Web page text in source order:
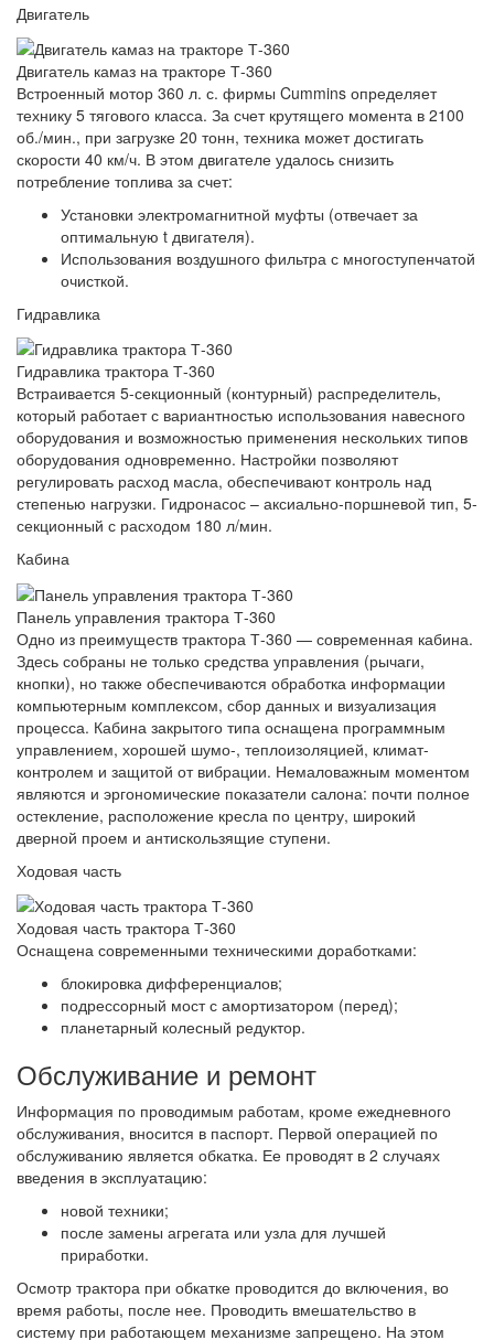
Двигатель
Двигатель камаз на тракторе Т-360
Встроенный мотор 360 л. с. фирмы Cummins определяет
технику 5 тягового класса. За счет крутящего момента в 2100
об./мин., при загрузке 20 тонн, техника может достигать
скорости 40 км/ч. В этом двигателе удалось снизить
потребление топлива за счет:
Установки электромагнитной муфты (отвечает за
оптимальную t двигателя).
Использования воздушного фильтра с многоступенчатой
очисткой.
Гидравлика
Гидравлика трактора Т-360
Встраивается 5-секционный (контурный) распределитель,
который работает с вариантностью использования навесного
оборудования и возможностью применения нескольких типов
оборудования одновременно. Настройки позволяют
регулировать расход масла, обеспечивают контроль над
степенью нагрузки. Гидронасос – аксиально-поршневой тип, 5-
секционный с расходом 180 л/мин.
Кабина
Панель управления трактора Т-360
Одно из преимуществ трактора Т-360 — современная кабина.
Здесь собраны не только средства управления (рычаги,
кнопки), но также обеспечиваются обработка информации
компьютерным комплексом, сбор данных и визуализация
процесса. Кабина закрытого типа оснащена программным
управлением, хорошей шумо-, теплоизоляцией, климат-
контролем и защитой от вибрации. Немаловажным моментом
являются и эргономические показатели салона: почти полное
остекление, расположение кресла по центру, широкий
дверной проем и антискользящие ступени.
Ходовая часть
Ходовая часть трактора Т-360
Оснащена современными техническими доработками:
блокировка дифференциалов;
подрессорный мост с амортизатором (перед);
планетарный колесный редуктор.
Обслуживание и ремонт
Информация по проводимым работам, кроме ежедневного
обслуживания, вносится в паспорт. Первой операцией по
обслуживанию является обкатка. Ее проводят в 2 случаях
введения в эксплуатацию:
новой техники;
после замены агрегата или узла для лучшей
приработки.
Осмотр трактора при обкатке проводится до включения, во
время работы, после нее. Проводить вмешательство в
систему при работающем механизме запрещено. На этом